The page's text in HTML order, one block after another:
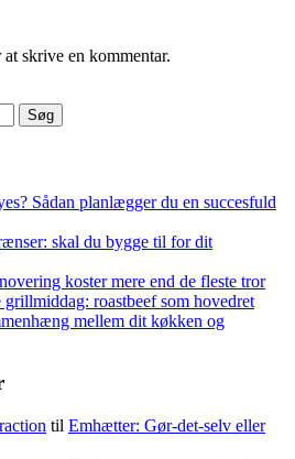
at skrive en kommentar.
Sådan planlægger du en succesfuld
skal du bygge til for dit
koster mere end de fleste tror
roastbeef som hovedret
mellem dit køkken og
til Emhætter: Gør-det-selv eller